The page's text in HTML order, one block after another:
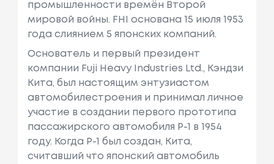
промышленности времён Второй
мировой войны. FHI основана 15 июля 1953
года слиянием 5 японских компаний.
Основатель и первый президент
компании Fuji Heavy Industries Ltd., Кэндзи
Кита, был настоящим энтузиастом
автомобилестроения и принимал личное
участие в создании первого прототипа
пассажирского автомобиля Р-1 в 1954
году. Когда P-1 был создан, Кита,
считавший что японский автомобиль